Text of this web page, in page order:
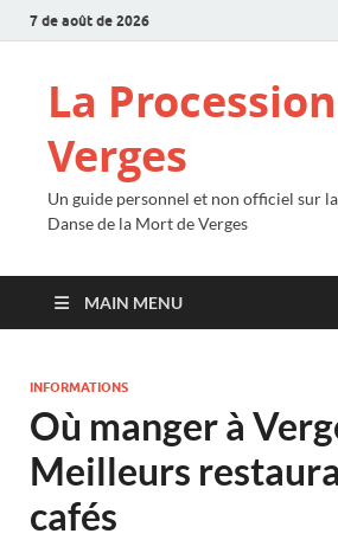
7 de août de 2026
La
Verges
Un guide personnel et non officiel sur
Danse de la Mort de Verges
MAIN MENU
INFORMATIONS
Où manger à
Meilleurs
cafés